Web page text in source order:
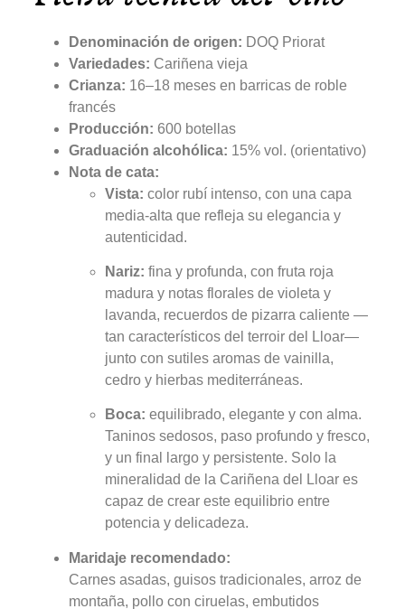
Denominación de origen: DOQ Priorat
Variedades: Cariñena vieja
Crianza: 16–18 meses en barricas de roble
francés
Producción: 600 botellas
Graduación alcohólica: 15% vol. (orientativo)
Nota de cata:
Vista: color rubí intenso, con una capa
media-alta que refleja su elegancia y
autenticidad.
Nariz: fina y profunda, con fruta roja
madura y notas florales de violeta y
lavanda, recuerdos de pizarra caliente —
tan característicos del terroir del Lloar—
junto con sutiles aromas de vainilla,
cedro y hierbas mediterráneas.
Boca: equilibrado, elegante y con alma.
Taninos sedosos, paso profundo y fresco,
y un final largo y persistente. Solo la
mineralidad de la Cariñena del Lloar es
capaz de crear este equilibrio entre
potencia y delicadeza.
Maridaje recomendado:
Carnes asadas, guisos tradicionales, arroz de
montaña, pollo con ciruelas, embutidos